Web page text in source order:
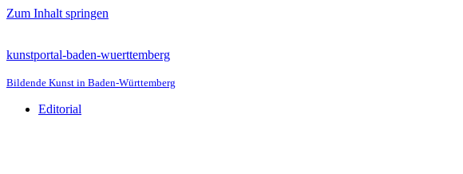
Zum Inhalt springen
kunstportal-baden-wuerttemberg
Bildende Kunst in Baden-Württemberg
Editorial